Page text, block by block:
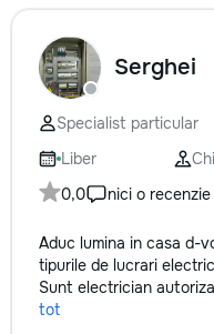
Serghei
Specialist particular
Liber
0,0
nici o recenzie
Aduc lumina in casa d-
tipurile de lucrari
Sunt electrician
tot